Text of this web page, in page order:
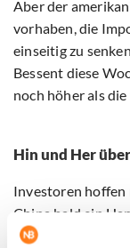
Aber der
vorhaben, die
einseitig zu
Bessent diese
noch höher als
Hin und Her
Investoren hoffen
China bald ein
widersprechen